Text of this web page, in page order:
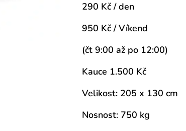
290 Kč / den
950 Kč / Víkend
(čt 9:00 až po 12:00)
Kauce 1.500 Kč
Velikost: 205 x 130 cm
Nosnost: 750 kg